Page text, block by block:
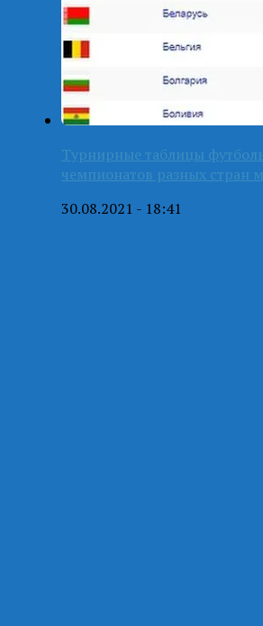
Турнирные таблицы
чемпионатов разных стран
30.08.2021 - 18:41